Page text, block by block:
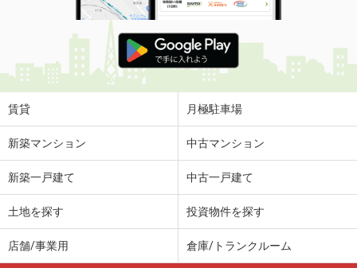
山梨県南アルプス市榎原
価 格
6.20万円
住 所
山梨県南アルプス市榎原
専有面積
山梨県南アルプス市徳永
5.50万円
山梨県南アルプス市在家塚
賃貸 月極駐車場
新築マンション 中古マンション
新築一戸建て 中古一戸建て
土地を探す 投資物件を探す
店舗/事業用 倉庫/トランクルーム